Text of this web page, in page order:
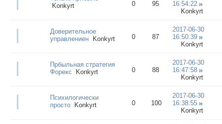
Konkyrt
0 95
16:54:22
Konkyrt
Доверительное
управлениен
Konkyrt 0 87
2017-06-30
16:50:39
Konkyrt
Прбыльная стратегия
Форекс
Konkyrt 0 88
2017-06-30
16:47:58
Konkyrt
Психилогически
просто
Konkyrt 0 100
2017-06-30
16:38:55
Konkyrt